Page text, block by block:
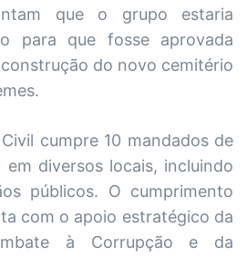
que o grupo estaria
para que fosse aprovada
do novo cemitério
cumpre 10 mandados de
em diversos locais, incluindo
públicos. O cumprimento
com o apoio estratégico da
à Corrupção e da